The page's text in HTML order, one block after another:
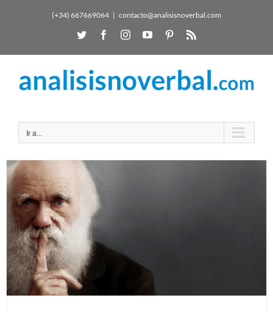
(+34) 667669064 | contacto@analisisnoverbal.com
Ir a...